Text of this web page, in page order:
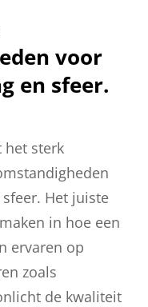
voor
en sfeer.
het sterk
Het juiste
in hoe een
ervaren op
zoals
de kwaliteit